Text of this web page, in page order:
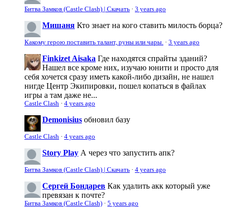
Битва Замков (Castle Clash) | Скачать · 3 years ago
Мишаня Кто знает на кого ставить милость борца?
Какому герою поставить талант, руны или чары. · 3 years ago
Finkizet Aisaka Где находятся спрайты зданий?
Нашел все кроме них, изучаю юнити и просто для
себя хочется сразу иметь какой-либо дизайн, не нашел
нигде Центр Экипировки, пошел копаться в файлах
игры а там даже не...
Castle Clash · 4 years ago
Demonisius обновил базу
Castle Clash · 4 years ago
Story Play А через что запустить апк?
Битва Замков (Castle Clash) | Скачать · 4 years ago
Сергей Бондарев Как удалить акк который уже
превязан к почте?
Битва Замков (Castle Clash) · 5 years ago